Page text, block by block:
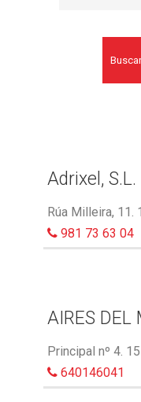
Adrixel, S.L.
Rúa Milleira, 11.
981 73 63 04
AIRES DEL
Principal nº 4.
640146041